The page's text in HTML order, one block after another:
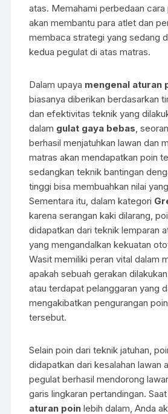
atas. Memahami perbedaan cara
akan membantu para atlet dan
membaca strategi yang sedang
kedua pegulat di atas matras.
Dalam upaya mengenal aturan
biasanya diberikan berdasarkan
dan efektivitas teknik yang
dalam gulat gaya bebas,
berhasil menjatuhkan lawan dan
matras akan mendapatkan poin
sedangkan teknik bantingan
tinggi bisa membuahkan nilai
Sementara itu, dalam kategori
karena serangan kaki dilarang,
didapatkan dari teknik lemparan
yang mengandalkan kekuatan
Wasit memiliki peran vital dalam
apakah sebuah gerakan
atau terdapat pelanggaran yang
mengakibatkan pengurangan
tersebut.
Selain poin dari teknik jatuhan,
didapatkan dari kesalahan lawan
pegulat berhasil mendorong
garis lingkaran pertandingan.
aturan poin lebih dalam, Anda